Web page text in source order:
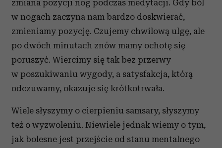
zmiana pozycji nóg podczas medytacji. Gdy ból
w nogach zaczyna nam bardzo doskwierać,
zmieniamy pozycję. Czujemy chwilową ulgę, ale
po dwóch minutach znów mamy ochotę się
poruszyć. Wiercimy się tak bez przerwy
w poszukiwaniu wygody, a satysfakcja, którą
odczuwamy, okazuje się krótkotrwała.
Wiele słyszymy o cierpieniu samsary, słyszymy
też o wyzwoleniu. Niewiele jednak wiemy o tym,
jak bolesne jest przejście od stanu mentalnego